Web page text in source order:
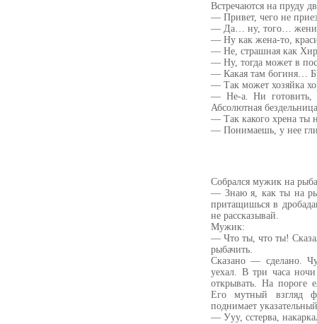
Встречаются на пруду
— Привет, чего не
— Да… ну, того…
— Hу как жена-то,
— Hе, страшная как
— Hу, тогда может в
— Какая там богиня…
— Так может хозяйка
— Hе-а. Hи готовить,
Абсолютная
— Так какого хрена ты
— Понимаешь, у нее
Собрался мужик на
— Знаю я, как ты на
притащишься в
не рассказывай.
Мужик:
— Что ты, что ты!
рыбачить.
Сказано — сделано.
уехал. В три часа
открывать. На пороге
Его мутный взгляд
поднимает
— Ууу, сстерва,